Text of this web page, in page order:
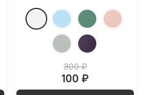
300 ₽
100 ₽